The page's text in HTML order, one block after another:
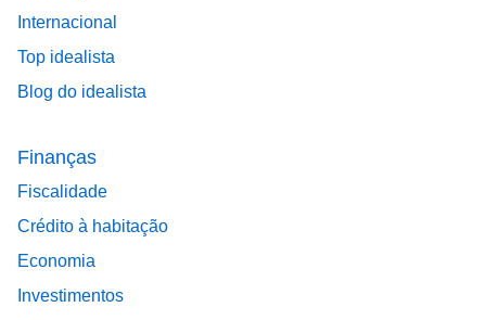
Internacional
Top idealista
Blog do idealista
Finanças
Fiscalidade
Crédito à habitação
Economia
Investimentos